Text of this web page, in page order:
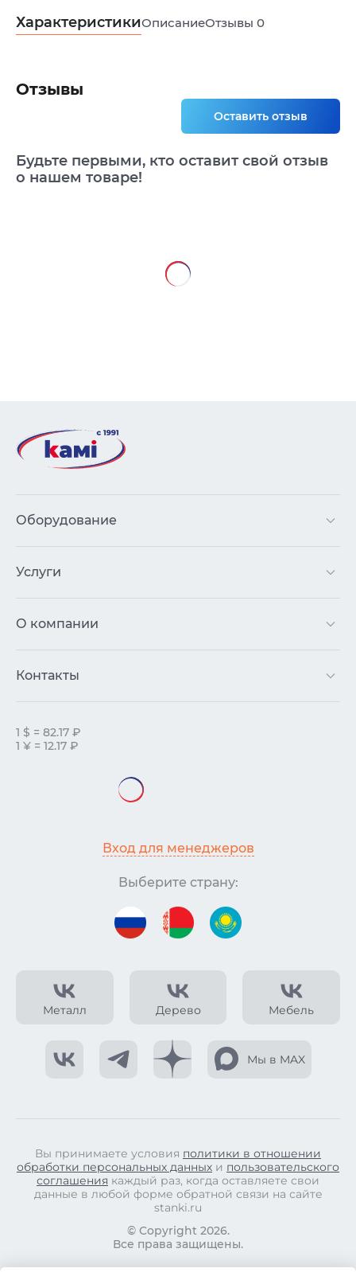
ХарактеристикиОписаниеОтзывы 0
Отзывы
Оставить отзыв
Будьте первыми, кто оставит свой отзыв
о нашем товаре!
Металл Дерево Мебель
Мы в MAX
Оборудование
Услуги
О компании
Контакты
1 $ = 82.17 ₽
1 ¥ = 12.17 ₽
Вход для менеджеров
Выберите страну:
Вы принимаете условия политики в отношении
обработки персональных данных и пользовательского
соглашения каждый раз, когда оставляете свои
данные в любой форме обратной связи на сайте
stanki.ru
© Copyright 2026.
Все права защищены.